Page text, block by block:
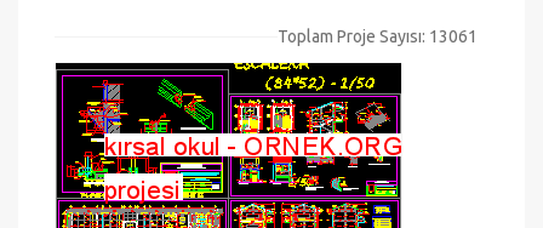
Toplam Proje Sayısı: 13061